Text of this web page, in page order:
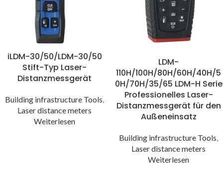
iLDM-30/50/LDM-30/50
Stift-Typ Laser-
Distanzmessgerät
Building infrastructure Tools
Laser distance meters
Weiterlesen
LDM-
110H/100H/80H/60H/40H/5
0H/70H/35/65 LDM-H Serie
Professionelles Laser-
Distanzmessgerät für den
Außeneinsatz
Building infrastructure Tools,
Laser distance meters
Weiterlesen